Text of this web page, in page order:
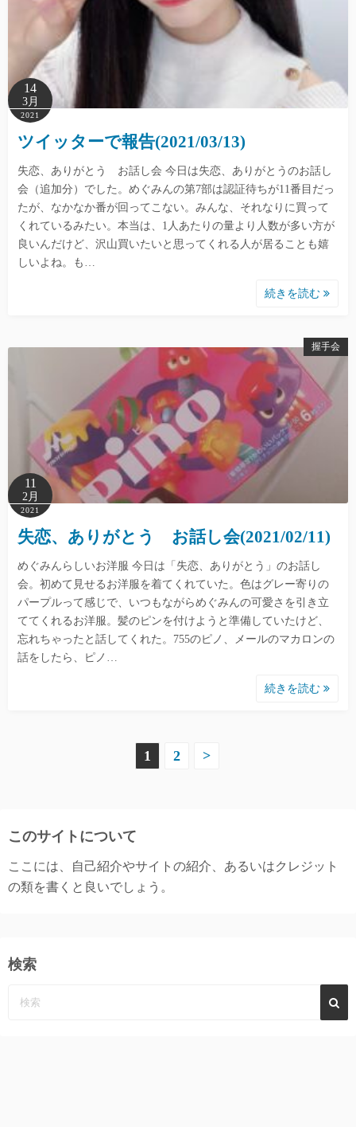
14
3月
2021
ツイッターで報告(2021/03/13)
失恋、ありがとう お話し会 今日は失恋、ありがとうのお話し
会（追加分）でした。めぐみんの第7部は認証待ちが11番目だっ
たが、なかなか番が回ってこない。みんな、それなりに買って
くれているみたい。本当は、1人あたりの量より人数が多い方が
良いんだけど、沢山買いたいと思ってくれる人が居ることも嬉
しいよね。も…
続きを読む
握手会
11
2月
2021
失恋、ありがとう お話し会(2021/02/11)
めぐみんらしいお洋服 今日は「失恋、ありがとう」のお話し
会。初めて見せるお洋服を着てくれていた。色はグレー寄りの
パープルって感じで、いつもながらめぐみんの可愛さを引き立
ててくれるお洋服。髪のピンを付けようと準備していたけど、
忘れちゃったと話してくれた。755のピノ、メールのマカロンの
話をしたら、ピノ…
続きを読む
ペ
ー
り
1 2 >
このサイトについて
ここには、自己紹介やサイトの紹介、あるいはクレジット
の類を書くと良いでしょう。
検索